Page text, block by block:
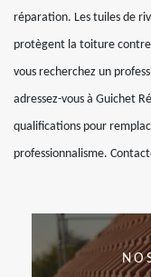
réparation. Les tuiles de
protègent la toiture contre
vous recherchez un
adressez-vous à Guichet
qualifications pour
professionnalisme.